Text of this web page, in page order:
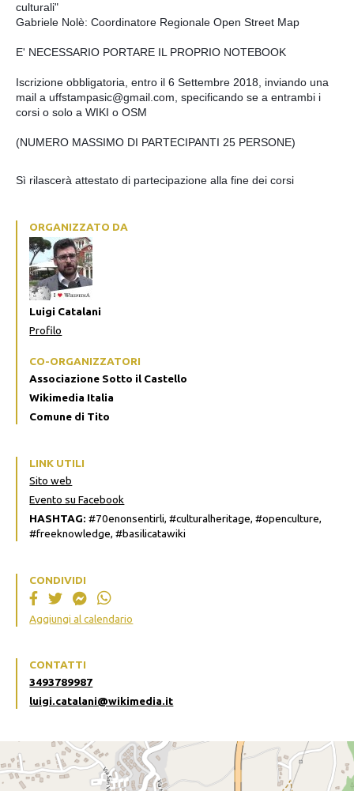
culturali"
Gabriele Nolè: Coordinatore Regionale Open Street Map
E' NECESSARIO PORTARE IL PROPRIO NOTEBOOK
Iscrizione obbligatoria, entro il 6 Settembre 2018, inviando una
mail a uffstampasic@gmail.com, specificando se a entrambi i
corsi o solo a WIKI o OSM
(NUMERO MASSIMO DI PARTECIPANTI 25 PERSONE)
Sì rilascerà attestato di partecipazione alla fine dei corsi
ORGANIZZATO DA
Luigi Catalani
Profilo
CO-ORGANIZZATORI
Associazione Sotto il Castello
Wikimedia Italia
Comune di Tito
LINK UTILI
Sito web
Evento su Facebook
HASHTAG: #70enonsentirli, #culturalheritage, #openculture,
#freeknowledge, #basilicatawiki
CONDIVIDI
Aggiungi al calendario
CONTATTI
3493789987
luigi.catalani@wikimedia.it